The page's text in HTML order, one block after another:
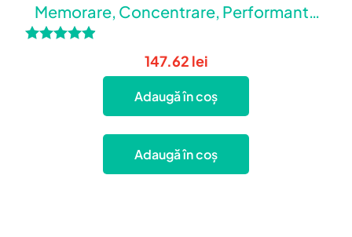
Memorare, Concentrare, Performanta
147.62 lei
Adaugă în coș
Adaugă în coș